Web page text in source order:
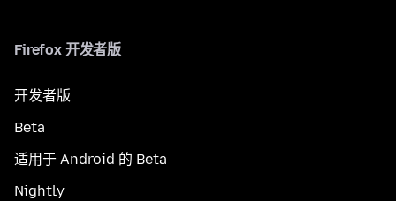
Firefox 开发者版
开发者版
Beta
适用于 Android 的 Beta
Nightly